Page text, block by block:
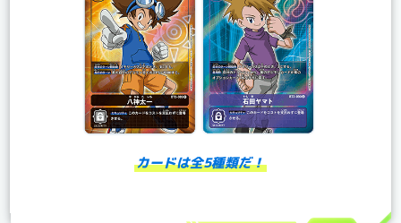
カードは全5種類だ！